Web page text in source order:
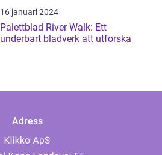
16 januari 2024
Palettblad River Walk: Ett
underbart bladverk att utforska
Adress